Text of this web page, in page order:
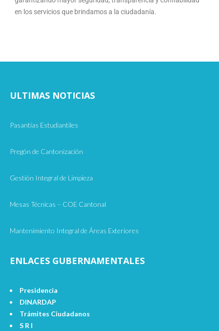
en los servicios que brindamos a la ciudadanía.
ULTIMAS NOTICIAS
Pasantías Estudiantiles
Pregón de Cantonización
Gestión Integral de Limpieza
Mesas Técnicas – COE Cantonal
Mantenimiento Integral de Áreas Exteriores
ENLACES GUBERNAMENTALES
Presidencia
DINARDAP
Trámites Ciudadanos
S R I